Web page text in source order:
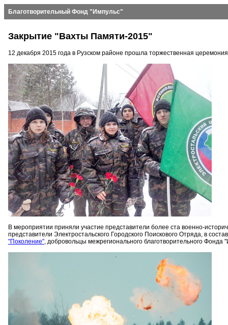
Благотворительный Фонд "Импульс"
Закрытие "Вахты Памяти-2015"
12 декабря 2015 года в Рузском районе прошла торжественная
В мероприятии приняли участие представители более ста военно-
представители Электростальского Городского Поискового Отряда, в
"Поколение", добровольцы межрегионального благотворительного